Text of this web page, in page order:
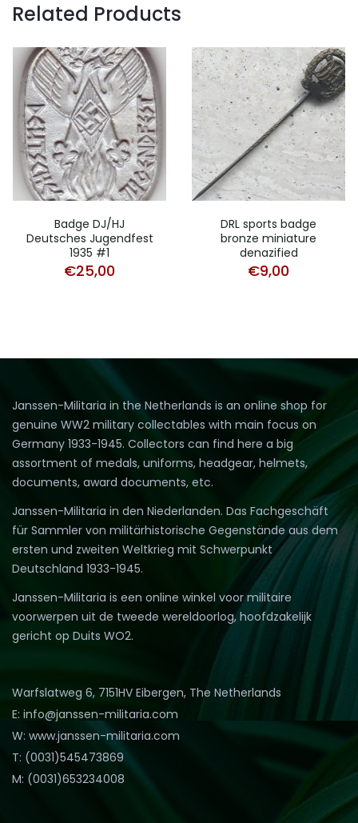
Related Products
Badge DJ/HJ
Deutsches Jugendfest
1935 #1
€25,00
DRL sports badge
bronze miniature
denazified
€9,00
Janssen-Militaria in the Netherlands is an online shop for
genuine WW2 military collectables with main focus on
Germany 1933-1945. Collectors can find here a big
assortment of medals, uniforms, headgear, helmets,
documents, award documents, etc.
Janssen-Militaria in den Niederlanden. Das Fachgeschäft
für Sammler von militärhistorische Gegenstände aus dem
ersten und zweiten Weltkrieg mit Schwerpunkt
Deutschland 1933-1945.
Janssen-Militaria is een online winkel voor militaire
voorwerpen uit de tweede wereldoorlog, hoofdzakelijk
gericht op Duits WO2.
Warfslatweg 6, 7151HV Eibergen, The Netherlands
E: info@janssen-militaria.com
W: www.janssen-militaria.com
T: (0031)545473869
M: (0031)653234008